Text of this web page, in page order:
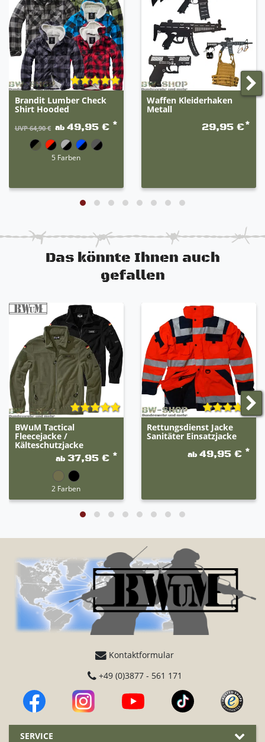
Brandit Lumber Check
Shirt Hooded
UVP 64,90 € ab49,95 € *
5 Farben
Waffen Kleiderhaken
Metall
29,95 €*
Das könnte Ihnen auch
gefallen
BWuM Tactical
Fleecejacke /
Kälteschutzjacke
ab37,95 € *
2 Farben
Rettungsdienst Jacke
Sanitäter Einsatzjacke
ab 49,95 € *
Kontaktformular
+49 (0)3877 - 561 171
SERVICE